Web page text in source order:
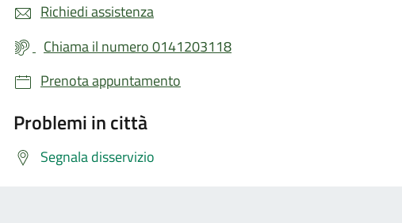
Richiedi assistenza
Chiama il numero 0141203118
Prenota appuntamento
Problemi in città
Segnala disservizio